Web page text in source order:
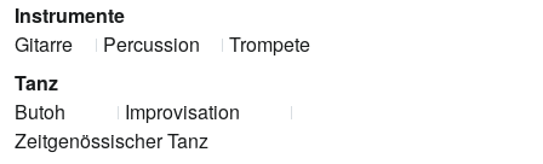
Instrumente
Gitarre
Percussion
Trompete
Tanz
Butoh
Improvisation
Zeitgenössischer Tanz